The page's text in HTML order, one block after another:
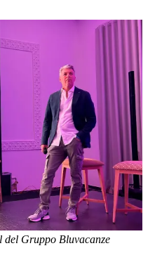
del Gruppo Bluvacanze